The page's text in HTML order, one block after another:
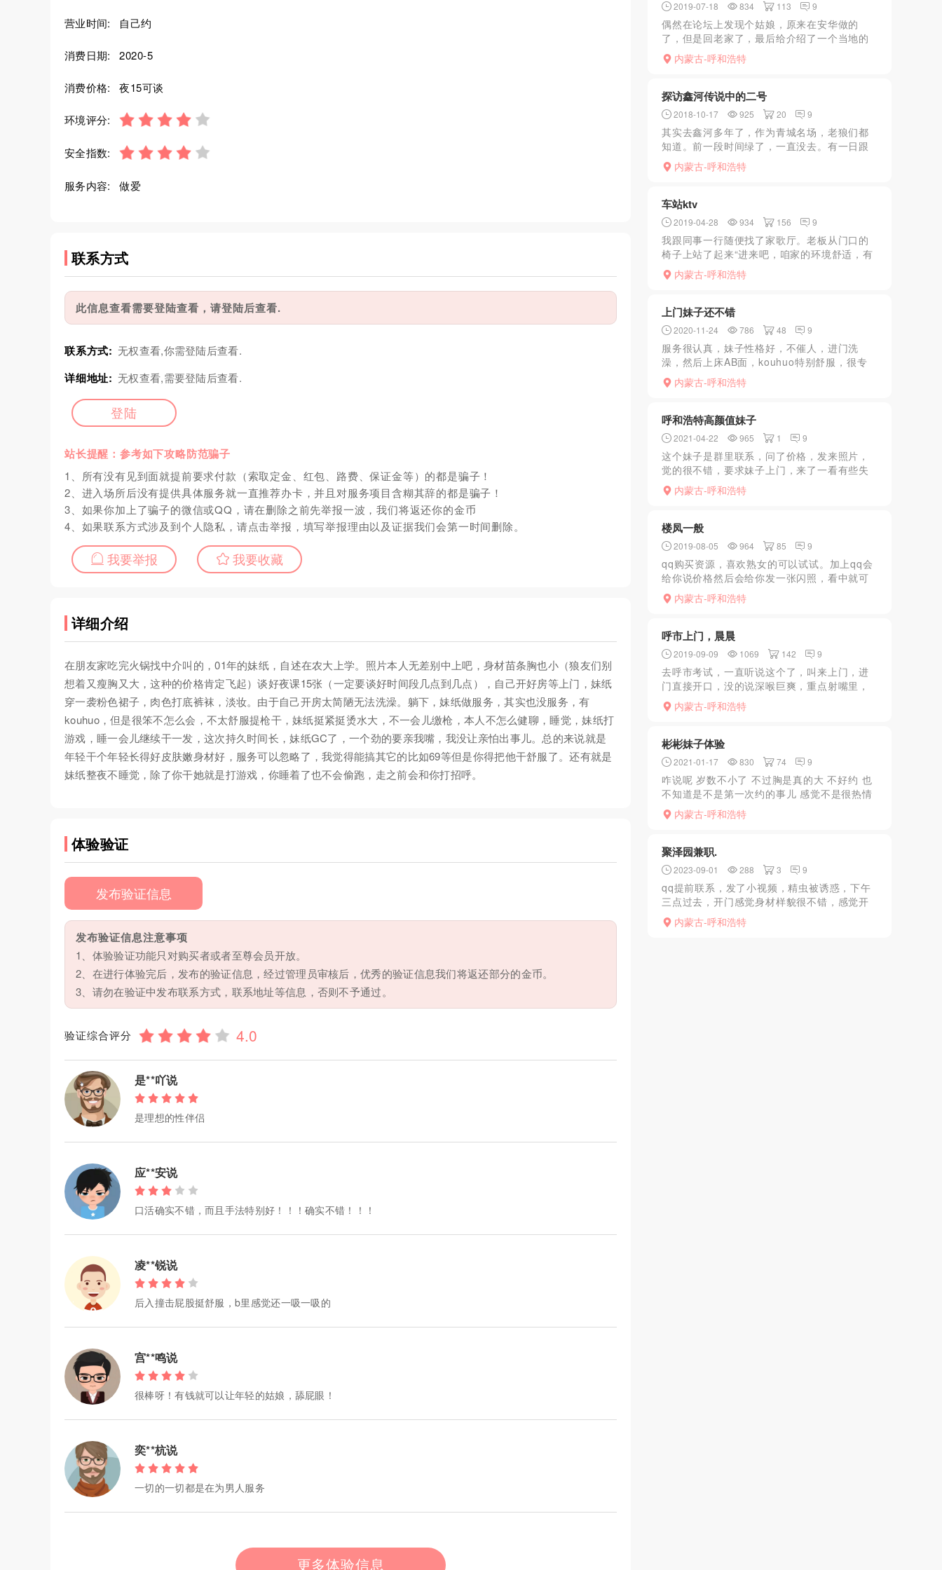
营业时间: 自己约
消费日期: 2020-5
消费价格: 夜15可谈
环境评分:
安全指数:
服务内容: 做爱
联系方式
此信息查看需要登陆查看，请登陆后查看.
联系方式: 无权查看,你需登陆后查看.
详细地址: 无权查看,需要登陆后查看.
登陆
站长提醒：参考如下攻略防范骗子
1、所有没有见到面就提前要求付款（索取定金、红包、路费、保证金等）的都是骗子！
2、进入场所后没有提供具体服务就一直推荐办卡，并且对服务项目含糊其辞的都是骗子！
3、如果你加上了骗子的微信或QQ，请在删除之前先举报一波，我们将返还你的金币
4、如果联系方式涉及到个人隐私，请点击举报，填写举报理由以及证据我们会第一时间删除。
我要举报 我要收藏
详细介绍
在朋友家吃完火锅找中介叫的，01年的妹纸，自述在农大上学。照片本人无差别中上吧，身材苗条胸也小（狼友们别
想着又瘦胸又大，这种的价格肯定飞起）谈好夜课15张（一定要谈好时间段几点到几点），自己开好房等上门，妹纸
穿一袭粉色裙子，肉色打底裤袜，淡妆。由于自己开房太简陋无法洗澡。躺下，妹纸做服务，其实也没服务，有
kouhuo，但是很笨不怎么会，不太舒服提枪干，妹纸挺紧挺烫水大，不一会儿缴枪，本人不怎么健聊，睡觉，妹纸打
游戏，睡一会儿继续干一发，这次持久时间长，妹纸GC了，一个劲的要亲我嘴，我没让亲怕出事儿。总的来说就是
年轻干个年轻长得好皮肤嫩身材好，服务可以忽略了，我觉得能搞其它的比如69等但是你得把他干舒服了。还有就是
妹纸整夜不睡觉，除了你干她就是打游戏，你睡着了也不会偷跑，走之前会和你打招呼。
体验验证
发布验证信息
发布验证信息注意事项
1、体验验证功能只对购买者或者至尊会员开放。
2、在进行体验完后，发布的验证信息，经过管理员审核后，优秀的验证信息我们将返还部分的金币。
3、请勿在验证中发布联系方式，联系地址等信息，否则不予通过。
验证综合评分
是**吖说
是理想的性伴侣
应**安说
口活确实不错，而且手法特别好！！！确实不错！！！
凌**锐说
后入撞击屁股挺舒服，b里感觉还一吸一吸的
宫**鸣说
很棒呀！有钱就可以让年轻的姑娘，舔屁眼！
奕**杭说
一切的一切都是在为男人服务
更多体验信息
2019-07-18 834 113 9
偶然在论坛上发现个姑娘，原来在安华做的
了，但是回老家了，最后给介绍了一个当地的
女的，聊天之后发现是原圣浴兰的45号，因为
大查之前老去圣浴兰，知道服务不错，洗澡之
内蒙古-呼和浩特
探访鑫河传说中的二号
2018-10-17 925 20 9
其实去鑫河多年了，作为青城名场，老狼们都
知道。前一段时间绿了，一直没去。有一日跟
一LY聊天时提到鑫河二号，据说很牛。恰好论
坛一哥们儿也在文中推荐2号，遂起歹意。今日
内蒙古-呼和浩特
车站ktv
2019-04-28 934 156 9
我跟同事一行随便找了家歌厅。老板从门口的
椅子上站了起来“进来吧，咱家的环境舒适，有
小姐。”该老板一边说一边将我们迎进了屋内。
这家歌厅的装饰并不豪华，也并非老板娘所称
内蒙古-呼和浩特
上门妹子还不错
2020-11-24 786 48 9
服务很认真，妹子性格好，不催人，进门洗
澡，然后上床AB面，kouhuo特别舒服，很专
业，感觉是练过的，姿势可以随意切换，交活
结束，总体感觉良好。
内蒙古-呼和浩特
呼和浩特高颜值妹子
2021-04-22 965 1 9
这个妹子是群里联系，问了价格，发来照片，
觉的很不错，要求妹子上门，来了一看有些失
望，本人是本人，但是脸上全是痘印，既然来
个就开始吧，先口，这妹子绝对专业，口不咋
内蒙古-呼和浩特
楼凤一般
2019-08-05 964 85 9
qq购买资源，喜欢熟女的可以试试。加上qq会
给你说价格然后会给你发一张闪照，看中就可
以去。地址会给你发定位，遥控上楼。有很多
丝袜，任你选选择。kouhuo个人感觉一般（我
内蒙古-呼和浩特
呼市上门，晨晨
2019-09-09 1069 142 9
去呼市考试，一直听说这个了，叫来上门，进
门直接开口，没的说深喉巨爽，重点射嘴里，
之后躺下，接着给你口，B水巨多，硬了要
干……太着急，没搞成，接着口，结果朋友要
内蒙古-呼和浩特
彬彬妹子体验
2021-01-17 830 74 9
咋说呢 岁数不小了 不过胸是真的大 不好约 也
不知道是不是第一次约的事儿 感觉不是很热情
并且很急的样子 一直催 时间长一点就催着让出
来 emm 叫的很勾人 胸也很大
内蒙古-呼和浩特
聚泽园兼职.
2023-09-01 288 3 9
qq提前联系，发了小视频，精虫被诱惑，下午
三点过去，开门感觉身材样貌很不错，感觉开
始上头，简单冲洗一下，全套流程服务，由于
半个月没释放，服务过程差点缴械，稍微停了
内蒙古-呼和浩特